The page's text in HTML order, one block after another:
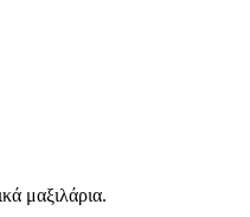
μαξιλάρια.